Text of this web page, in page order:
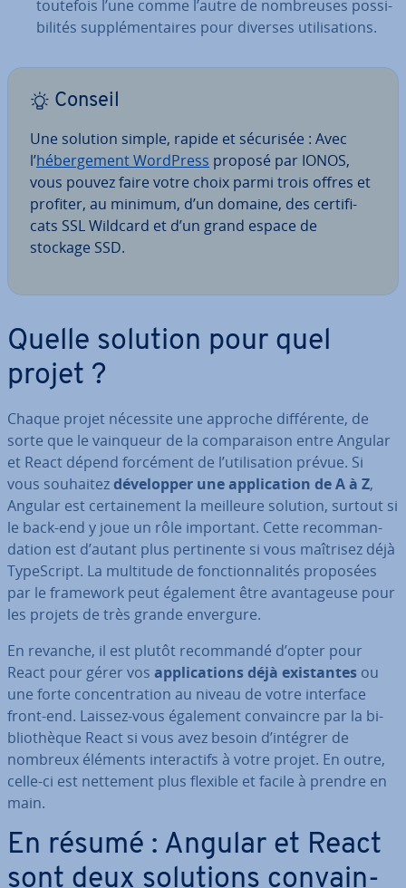
toutefois l’une comme l’autre de nom­breuses pos­si­
bi­li­tés sup­plé­men­taires pour diverses uti­li­sa­tions.
Conseil
Une solution simple, rapide et sécurisée : Avec
l’hé­ber­ge­ment WordPress proposé par IONOS,
vous pouvez faire votre choix parmi trois offres et
profiter, au minimum, d’un domaine, des cer­ti­fi­
cats SSL Wildcard et d’un grand espace de
stockage SSD.
Quelle solution pour quel
projet ?
Chaque projet nécessite une approche dif­fé­rente, de
sorte que le vainqueur de la com­pa­rai­son entre Angular
et React dépend forcément de l’uti­li­sa­tion prévue. Si
vous souhaitezdé­ve­lop­per une ap­pli­ca­tion de A à Z,
Angular est cer­tai­ne­ment la meilleure solution, surtout si
le back-end y joue un rôle important. Cette re­com­man­
da­tion est d’autant plus per­ti­nente si vous maîtrisez déjà
Ty­peS­cript. La multitude de fonc­tion­na­li­tés proposées
par le framework peut également être avan­ta­geuse pour
les projets de très grande envergure.
En revanche, il est plutôt re­com­mandé d’opter pour
React pour gérer vos ap­pli­ca­tions déjà exis­tantes ou
une forte con­cen­tra­tion au niveau de votre interface
front-end. Laissez-vous également con­vaincre par la bi­
blio­thèque React si vous avez besoin d’intégrer de
nombreux éléments in­te­rac­tifs à votre projet. En outre,
celle-ci est nettement plus flexible et facile à prendre en
main.
En résumé : Angular et React
sont deux solutions con­vain­